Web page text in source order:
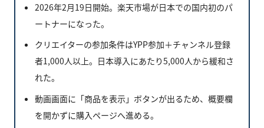
2026年2月19日開始。楽天市場が日本での国内初のパ
ートナーになった。
クリエイターの参加条件はYPP参加＋チャンネル登録
者1,000人以上。日本導入にあたり5,000人から緩和さ
れた。
動画画面に「商品を表示」ボタンが出るため、概要欄
を開かずに購入ページへ進める。